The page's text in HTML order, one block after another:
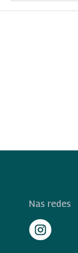
Nas redes